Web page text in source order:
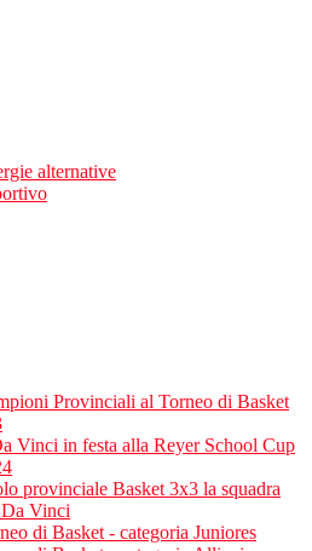
alternative
Provinciali al Torneo di Basket
Vinci in festa alla Reyer School Cup
provinciale Basket 3x3 la squadra
Vinci
di Basket - categoria Juniores